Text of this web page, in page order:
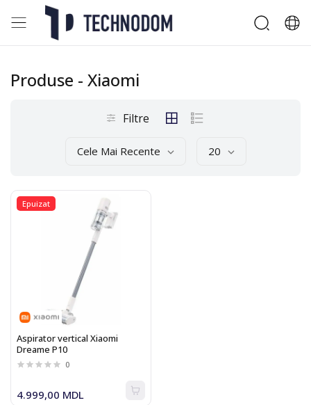
Produse - Xiaomi
Filtre
Cele Mai Recente 20
Epuizat
Aspirator vertical Xiaomi
Dreame P10
0
4.999,00 MDL